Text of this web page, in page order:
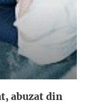
abuzat din